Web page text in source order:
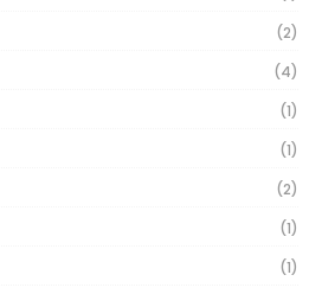
(2)
(4)
(1)
(1)
(2)
(1)
(1)